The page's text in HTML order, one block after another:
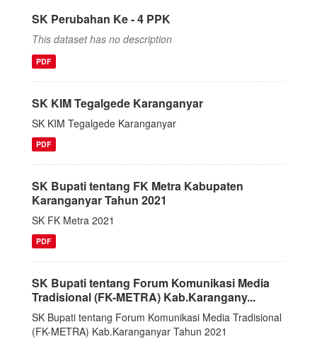
SK Perubahan Ke - 4 PPK
This dataset has no description
PDF
SK KIM Tegalgede Karanganyar
SK KIM Tegalgede Karanganyar
PDF
SK Bupati tentang FK Metra Kabupaten
Karanganyar Tahun 2021
SK FK Metra 2021
PDF
SK Bupati tentang Forum Komunikasi Media
Tradisional (FK-METRA) Kab.Karangany...
SK Bupati tentang Forum Komunikasi Media Tradisional
(FK-METRA) Kab.Karanganyar Tahun 2021